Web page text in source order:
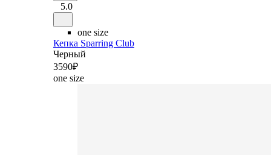
5.0
one size
Кепка Sparring Club
Черный
3590₽
one size